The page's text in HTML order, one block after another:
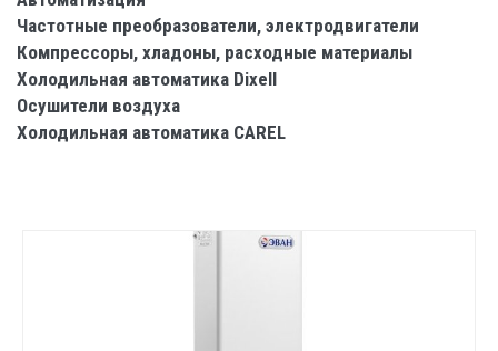
Частотные преобразователи, электродвигатели
Компрессоры, хладоны, расходные материалы
Холодильная автоматика Dixell
Осушители воздуха
Холодильная автоматика CAREL